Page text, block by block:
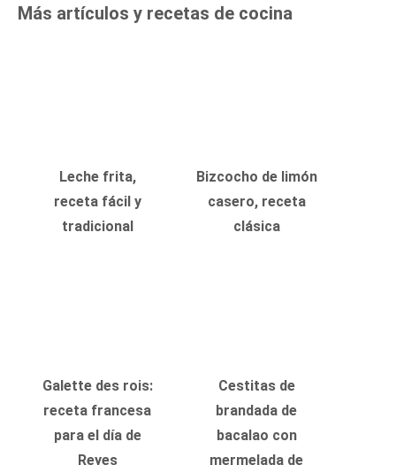
Más artículos y recetas de cocina
Leche frita,
receta fácil y
tradicional
Bizcocho de limón
casero, receta
clásica
Galette des rois:
receta francesa
para el día de
Reyes
Cestitas de
brandada de
bacalao con
mermelada de